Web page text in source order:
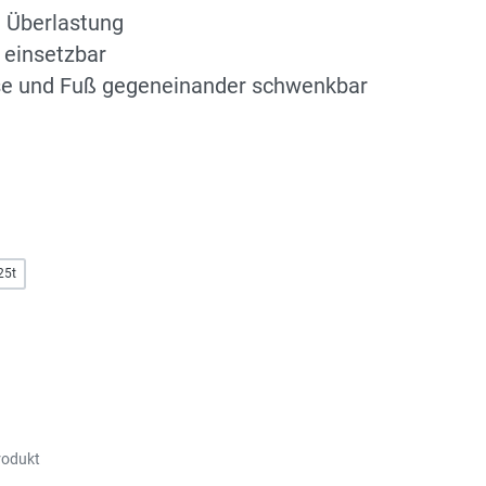
und Fuß gegeneinander schwenkbar